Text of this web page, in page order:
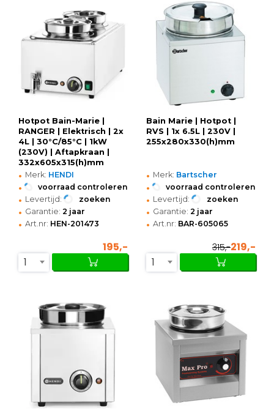
Hotpot Bain-Marie |
RANGER | Elektrisch | 2x
4L | 30°C/85°C | 1kW
(230V) | Aftapkraan |
332x605x315(h)mm
• Merk: HENDI
• voorraad controleren
• Levertijd: zoeken
• Garantie: 2 jaar
• Art.nr: HEN-201473
195,-
1
Bain Marie | Hotpot |
RVS | 1x 6.5L | 230V |
255x280x330(h)mm
• Merk: Bartscher
• voorraad controleren
• Levertijd: zoeken
• Garantie: 2 jaar
• Art.nr: BAR-605065
315,-219,-
1